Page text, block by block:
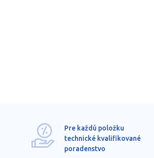
Pre každú položku
technické kvalifikované
poradenstvo